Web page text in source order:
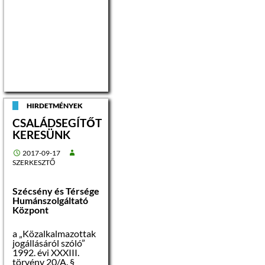
feladatok
végrehajtása,
adatszolgáltatása. A
dokumentációk és a
szakmai munka
ellenőrzése.
Illetmény és
Az illetmény
megállapítására és a
juttatásokra a
jogállásáról szóló”
1992. évi XXXIII.
törvény
rendelkezései az
HIRDETMÉNYEK
CSALÁDSEGÍTŐT
KERESÜNK
2017-09-17
SZERKESZTŐ
Szécsény és Térsége
Humánszolgáltató
Központ
a „Közalkalmazottak
jogállásáról szóló”
1992. évi XXXIII.
törvény 20/A. §